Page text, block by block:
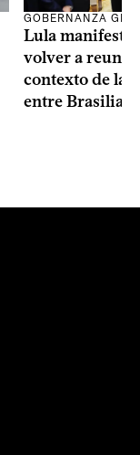
GOBERNANZA
Lula manifestó
volver a
contexto de la
entre Brasilia